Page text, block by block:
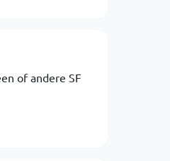
of andere SF